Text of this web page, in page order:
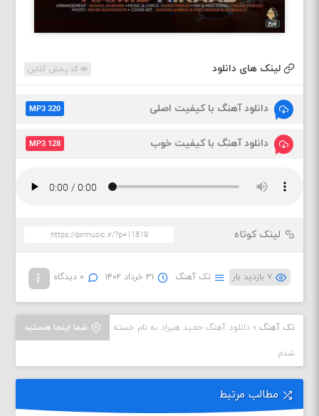
لینک های دانلود کد پخش آنلاین
دانلود آهنگ با کیفیت اصلی MP3 320
دانلود آهنگ با کیفیت خوب MP3 128
لینک کوتاه
۷ بازدید بار تک آهنگ ۳۱ خرداد ۱۴۰۲ ۰ دیدگاه
شما اینجا هستید تک آهنگ »دانلود آهنگ حمید هیراد به نام خسته
شدم
مطالب مرتبط